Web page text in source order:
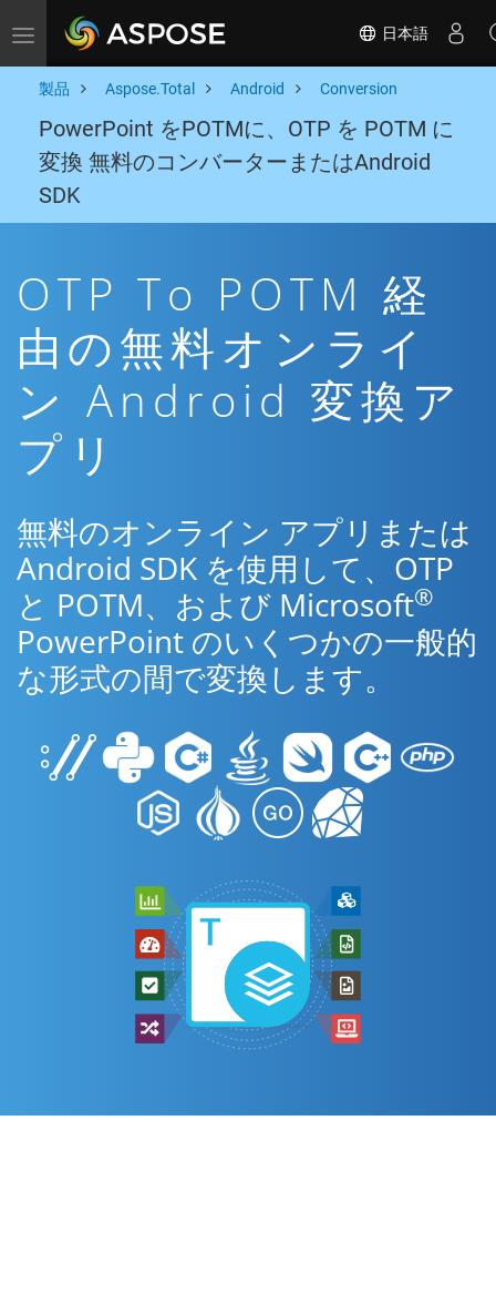
Toggle navigation 日本語
製品 Aspose.Total Android Conversion
PowerPoint をPOTMに、OTP を POTM に
変換 無料のコンバーターまたはAndroid
SDK
OTP To POTM 経
由の無料オンライ
ン Android 変換ア
プリ
無料のオンライン アプリまたは
Android SDK を使用して、OTP
と POTM、および Microsoft®
PowerPoint のいくつかの一般的
な形式の間で変換します。